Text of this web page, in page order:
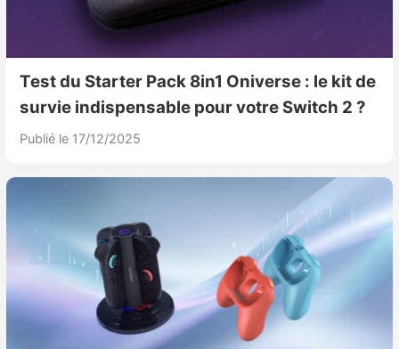
Tests d’accessoires
Autres tests
Previews
Précommandes jeux Switch 2
Sorties de jeux
Bons plans
Test du Starter Pack 8in1 Oniverse : le kit de
survie indispensable pour votre Switch 2 ?
Publié le 17/12/2025